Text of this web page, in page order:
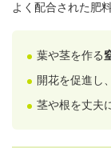
よく配合された肥
葉や茎を作る
開花を促進し
茎や根を丈夫